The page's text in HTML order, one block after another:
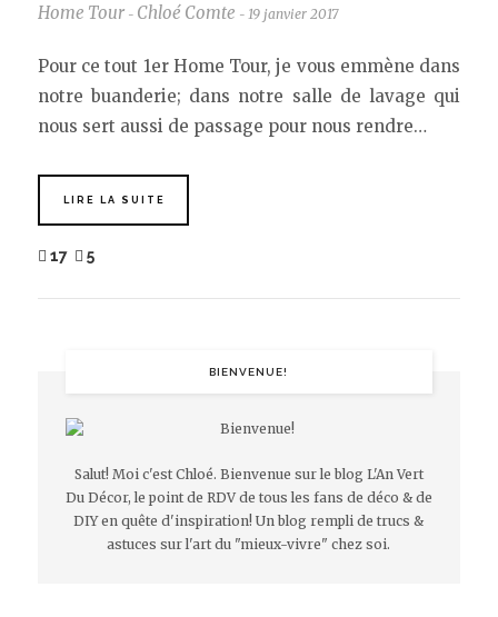
Home Tour - Chloé Comte - 19 janvier 2017
Pour ce tout 1er Home Tour, je vous emmène dans
notre buanderie; dans notre salle de lavage qui
nous sert aussi de passage pour nous rendre…
LIRE LA SUITE
17 5
BIENVENUE!
Salut! Moi c'est Chloé. Bienvenue sur le blog L'An Vert
Du Décor, le point de RDV de tous les fans de déco & de
DIY en quête d'inspiration! Un blog rempli de trucs &
astuces sur l'art du "mieux-vivre" chez soi.